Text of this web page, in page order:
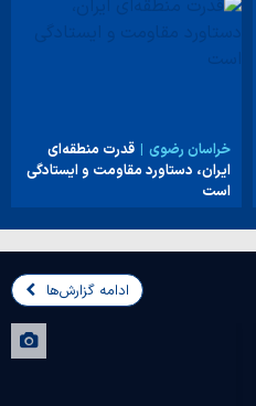
خراسان رضوی
قدرت منطقه‌ای
ایران، دستاورد مقاومت و ایستادگی
است
ادامه گزارش‌ها